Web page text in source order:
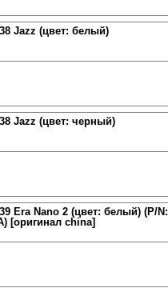
Jazz (цвет: белый)
Jazz (цвет: черный)
Era Nano 2 (цвет: белый) (P/N:
[оригинал china]